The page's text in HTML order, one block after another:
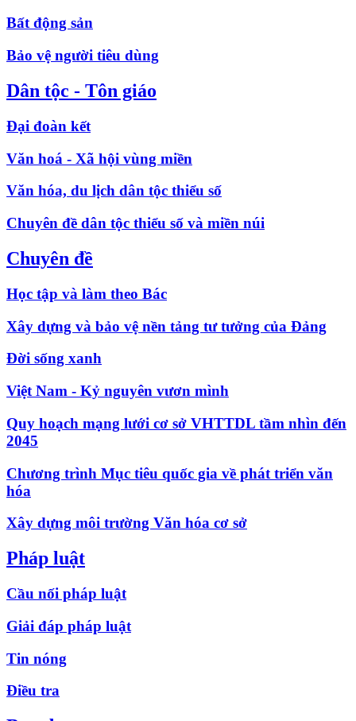
Bất động sản
Bảo vệ người tiêu dùng
Dân tộc - Tôn giáo
Đại đoàn kết
Văn hoá - Xã hội vùng miền
Văn hóa, du lịch dân tộc thiểu số
Chuyên đề dân tộc thiểu số và miền núi
Chuyên đề
Học tập và làm theo Bác
Xây dựng và bảo vệ nền tảng tư tưởng của Đảng
Đời sống xanh
Việt Nam - Kỷ nguyên vươn mình
Quy hoạch mạng lưới cơ sở VHTTDL tầm nhìn đến
2045
Chương trình Mục tiêu quốc gia về phát triển văn
hóa
Xây dựng môi trường Văn hóa cơ sở
Pháp luật
Cầu nối pháp luật
Giải đáp pháp luật
Tin nóng
Điều tra